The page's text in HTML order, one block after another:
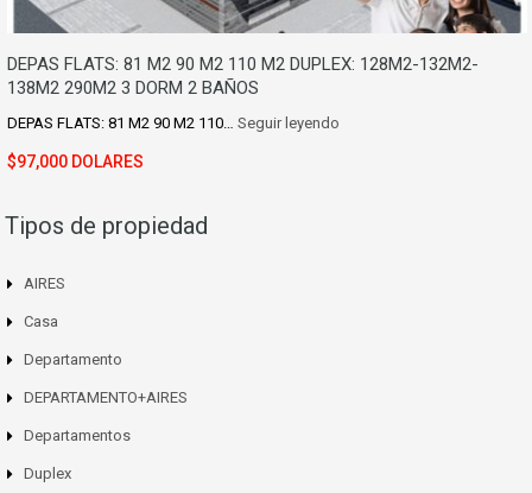
DEPAS FLATS: 81 M2 90 M2 110 M2 DUPLEX: 128M2-132M2-
138M2 290M2 3 DORM 2 BAÑOS
DEPAS FLATS: 81 M2 90 M2 110… Seguir leyendo
$97,000 DOLARES
Tipos de propiedad
AIRES
Casa
Departamento
DEPARTAMENTO+AIRES
Departamentos
Duplex